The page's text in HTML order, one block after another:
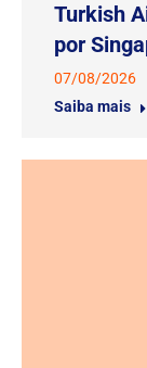
Turkish
por
07/08/2026
Saiba mais